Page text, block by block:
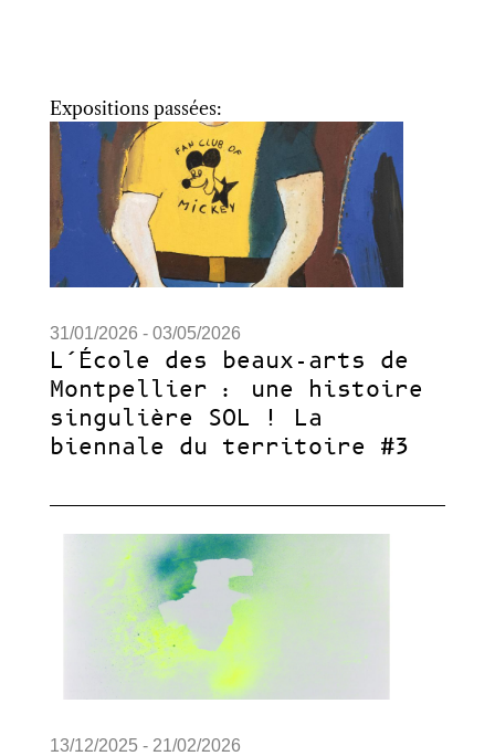
Expositions passées:
31/01/2026 - 03/05/2026
L’École des beaux-arts de
Montpellier : une histoire
singulière SOL ! La
biennale du territoire #3
13/12/2025 - 21/02/2026